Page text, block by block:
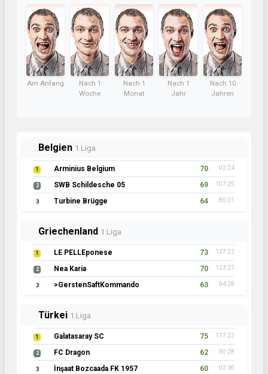
Am Anfang
Nach 1
Woche
Nach 1
Monat
Nach 1
Jahr
Nach 10
Jahren
Belgien 1.Liga
1 Arminius Belgium 70 92:24
2 SWB Schildesche 05 69 107:25
3 Turbine Brügge 64 80:21
Griechenland 1.Liga
1 LE PELLEponese 73 127:22
2 Nea Karia 70 123:27
3 >GerstenSaftKommando 63 94:28
Türkei 1.Liga
1 Galatasaray SC 75 117:22
2 FC Dragon 62 90:28
3 İnşaat Bozcaada FK 1957 60 92:36